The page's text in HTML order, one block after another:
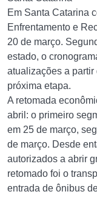
Em Santa Catarina
Enfrentamento e
20 de março.
estado, o
atualizações a
próxima etapa.
A retomada
abril: o primeiro
em 25 de março,
de março. Desde
autorizados a abrir
retomado foi o
entrada de ônibus